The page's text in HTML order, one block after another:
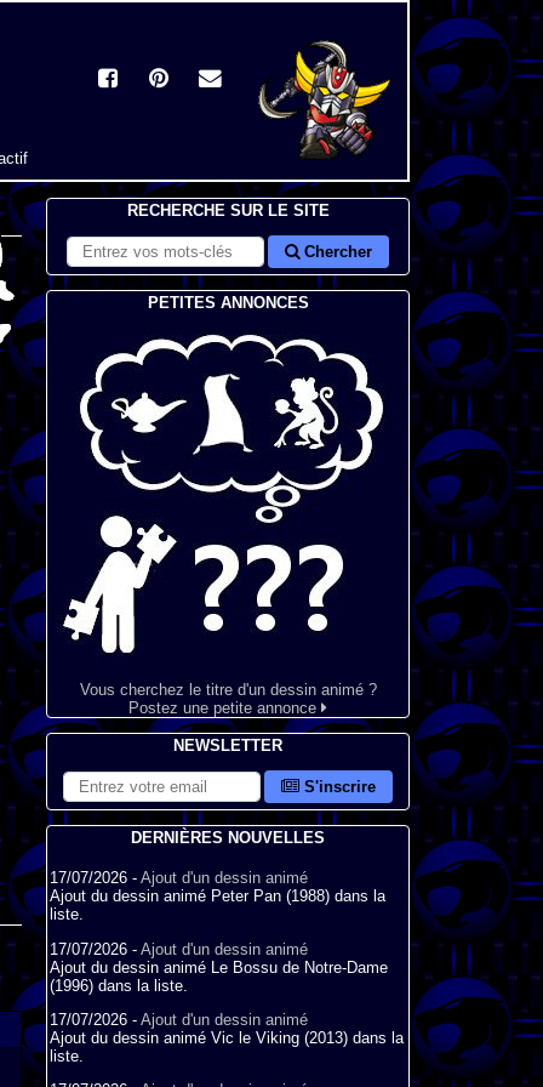
RECHERCHE SUR LE SITE
Chercher
PETITES ANNONCES
Vous cherchez le titre d'un dessin animé ?
Postez une petite annonce
NEWSLETTER
S'inscrire
DERNIÈRES NOUVELLES
17/07/2026 - Ajout d'un dessin animé
Ajout du dessin animé Peter Pan (1988) dans la
liste.
17/07/2026 - Ajout d'un dessin animé
Ajout du dessin animé Le Bossu de Notre-Dame
(1996) dans la liste.
17/07/2026 - Ajout d'un dessin animé
Ajout du dessin animé Vic le Viking (2013) dans la
liste.